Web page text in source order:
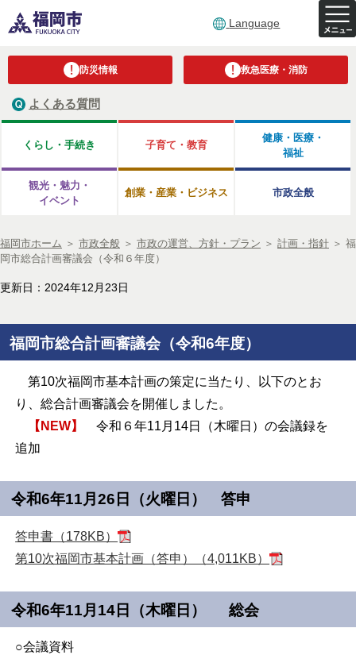
Language
防災情報 救急医療・消防
よくある質問
くらし・手続き 子育て・教育
健康・医療・
福祉
観光・魅力・
イベント
創業・産業・ビジネス 市政全般
福岡市ホーム ＞ 市政全般 ＞ 市政の運営、方針・プラン ＞ 計画・指針 ＞ 福
岡市総合計画審議会（令和６年度）
更新日：2024年12月23日
福岡市総合計画審議会（令和6年度）
第10次福岡市基本計画の策定に当たり、以下のとお
り、総合計画審議会を開催しました。
【NEW】令和６年11月14日（木曜日）の会議録を
追加
令和6年11月26日（火曜日） 答申
答申書（178KB）
第10次福岡市基本計画（答申）（4,011KB）
令和6年11月14日（木曜日） 総会
○会議資料